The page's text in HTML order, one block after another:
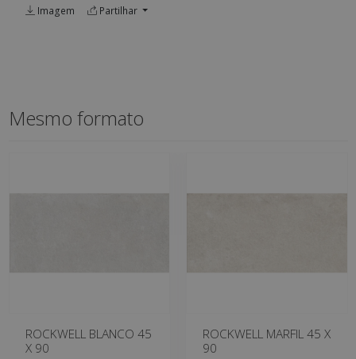
Imagem Partilhar
Mesmo formato
ROCKWELL BLANCO 45
X 90
ROCKWELL MARFIL 45 X
90